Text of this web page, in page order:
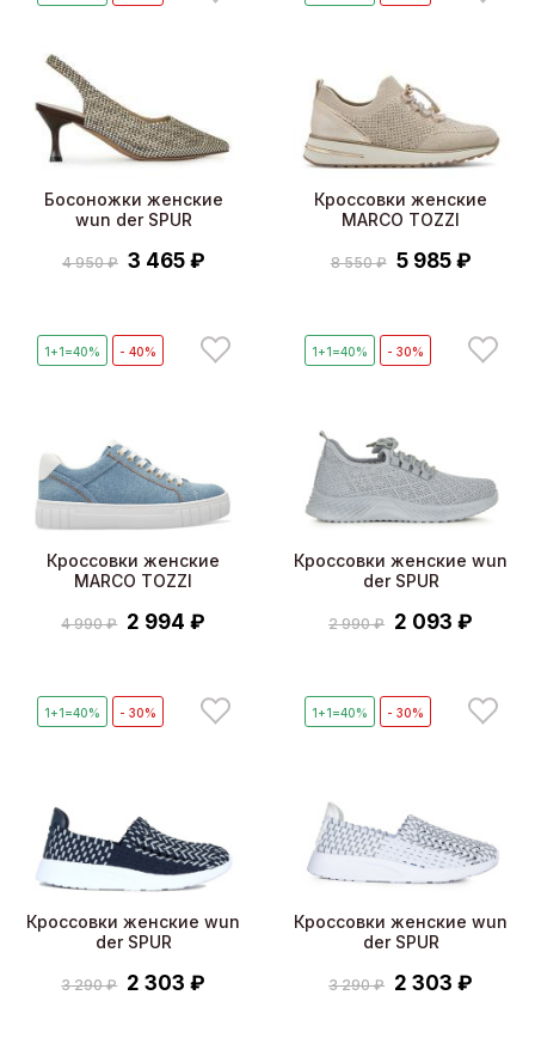
Босоножки женские
wun der SPUR
4 950 ₽ 3 465 ₽
Кроссовки женские
MARCO TOZZI
8 550 ₽ 5 985 ₽
1+1=40% - 40%
Кроссовки женские
MARCO TOZZI
4 990 ₽ 2 994 ₽
1+1=40% - 30%
Кроссовки женские wun
der SPUR
2 990 ₽ 2 093 ₽
1+1=40% - 30%
Кроссовки женские wun
der SPUR
3 290 ₽ 2 303 ₽
1+1=40% - 30%
Кроссовки женские wun
der SPUR
3 290 ₽ 2 303 ₽